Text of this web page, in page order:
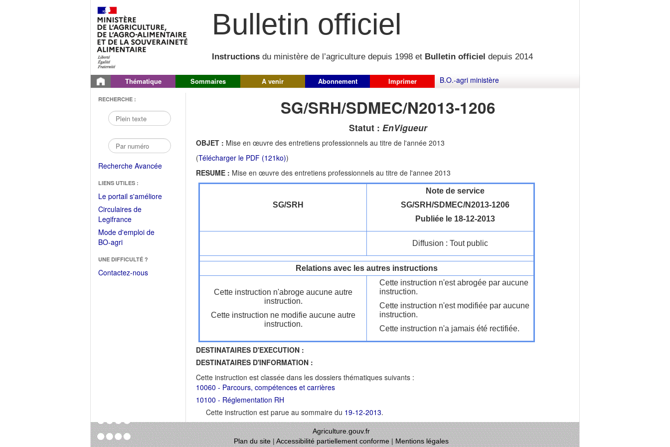
Bulletin officiel
Instructions du ministère de l’agriculture depuis 1998 et Bulletin officiel depuis 2014
Thématique Sommaires A venir Abonnement Imprimer B.O.-agri ministère
RECHERCHE :
Recherche Avancée
LIENS UTILES :
Le portail s'améliore(Fichier
Circulaires de
Legifrance(Ouvrir
dans
une
fenêtre)
Mode d'emploi de
BO-agri(Ouvrir
une
nouvelle
UNE DIFFICULTÉ ?
Contactez-nous
SG/SRH/SDMEC/N2013-1206
Statut : EnVigueur
OBJET : Mise en œuvre des entretiens professionnels au titre de l'année 2013
(Télécharger le PDF (121ko))
RESUME : Mise en œuvre des entretiens professionnels au titre de l'annee 2013
SG/SRH
Note de service
SG/SRH/SDMEC/N2013-1206
Publiée le 18-12-2013
Diffusion : Tout public
Relations avec les autres instructions
Cette instruction n'abroge aucune autre
instruction.
Cette instruction ne modifie aucune autre
instruction.
Cette instruction n'est abrogée par aucune
instruction.
Cette instruction n'est modifiée par aucune
instruction.
Cette instruction n'a jamais été rectifiée.
DESTINATAIRES D'EXECUTION :
DESTINATAIRES D'INFORMATION :
Cette instruction est classée dans les dossiers thématiques suivants :
10060 - Parcours, compétences et carrières
10100 - Réglementation RH
Cette instruction est parue au sommaire du 19-12-2013.
Agriculture.gouv.fr
Plan du site|Accessibilité partiellement conforme|Mentions légales